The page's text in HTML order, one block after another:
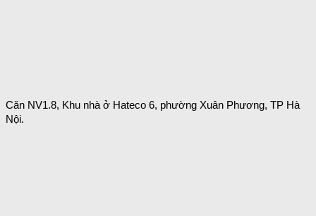
Căn NV1.8, Khu nhà ở Hateco 6, phường Xuân Phương, TP Hà
Nội.